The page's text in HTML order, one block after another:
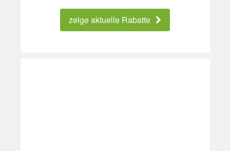
zeige aktuelle Rabatte